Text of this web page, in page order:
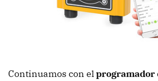
Continuamos con elprogramador